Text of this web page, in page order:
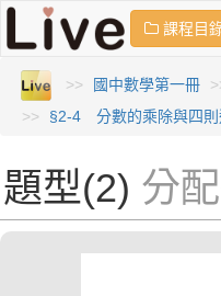
課程目
國中數學第一冊
§2-4 分數的乘除與四則
題型(2) 分